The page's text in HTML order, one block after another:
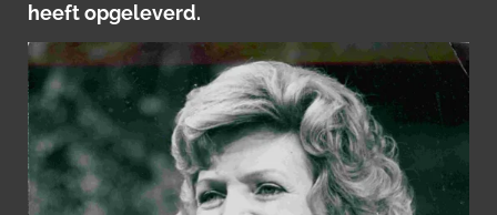
heeft opgeleverd.